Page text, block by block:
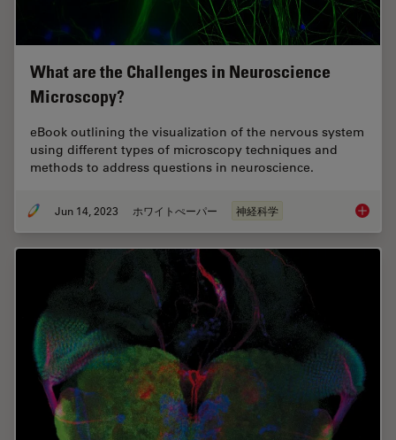
What are the Challenges in Neuroscience
Microscopy?
eBook outlining the visualization of the nervous system
using different types of microscopy techniques and
methods to address questions in neuroscience.
Jun 14, 2023 ホワイトぺーパー 神経科学 What